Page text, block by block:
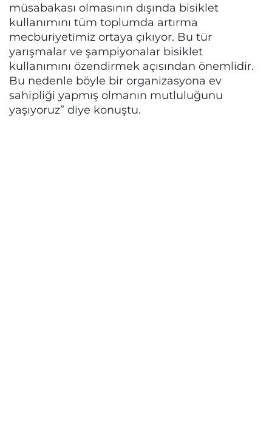
müsabakası olmasının dışında bisiklet
kullanımını tüm toplumda artırma
mecburiyetimiz ortaya çıkıyor. Bu tür
yarışmalar ve şampiyonalar bisiklet
kullanımını özendirmek açısından önemlidir.
Bu nedenle böyle bir organizasyona ev
sahipliği yapmış olmanın mutluluğunu
yaşıyoruz” diye konuştu.